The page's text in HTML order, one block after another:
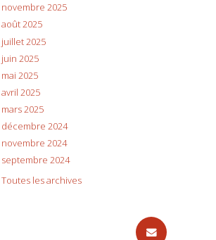
novembre 2025
août 2025
juillet 2025
juin 2025
mai 2025
avril 2025
mars 2025
décembre 2024
novembre 2024
septembre 2024
Toutes les archives